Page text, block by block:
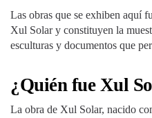
Las obras que se exhiben aquí
Xul Solar y constituyen la
esculturas y documentos que
¿Quién fue Xul
La obra de Xul Solar, nacido